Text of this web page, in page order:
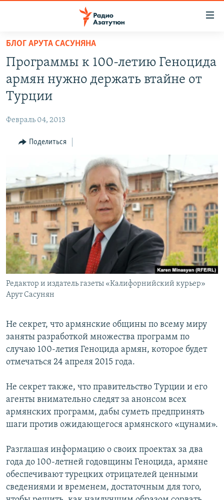
Перейти
основному
содержанию
Перейти
основной
навигации
Перейти
НОВОСТИ
ПОЛИТИКА
ЭКОНОМИКА
РЕГИОН
НАГОРНЫЙ КАРАБАХ
КУЛЬТУРА
СПОРТ
АРХИВ
Հայերեն
English
Русский
БЛОГ АРУТА САСУНЯНА
Программы к 100-летию Геноцида
армян нужно держать втайне от
Турции
Февраль 04, 2013
Поделиться
Редактор и издатель газеты «Калифорнийский курьер»
Арут Сасунян
Не секрет, что армянские общины по всему миру
заняты разработкой множества программ по
случаю 100-летия Геноцида армян, которое будет
отмечаться 24 апреля 2015 года.
Не секрет также, что правительство Турции и его
агенты внимательно следят за анонсом всех
армянских программ, дабы суметь предпринять
шаги против ожидающегося армянского «цунами».
Разглашая информацию о своих проектах за два
года до 100-летней годовщины Геноцида, армяне
обеспечивают турецких отрицателей ценными
сведениями и временем, достаточным для того,